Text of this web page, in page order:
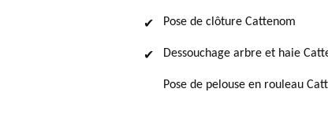
Pose de clôture Cattenom
Dessouchage arbre et haie
Pose de pelouse en rouleau